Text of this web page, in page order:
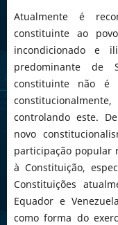
Atualmente é
constituinte ao
incondicionado e
predominante de
constituinte não é
controlando este.
novo
participação popular
à Constituição,
Constituições
Equador e
como forma do